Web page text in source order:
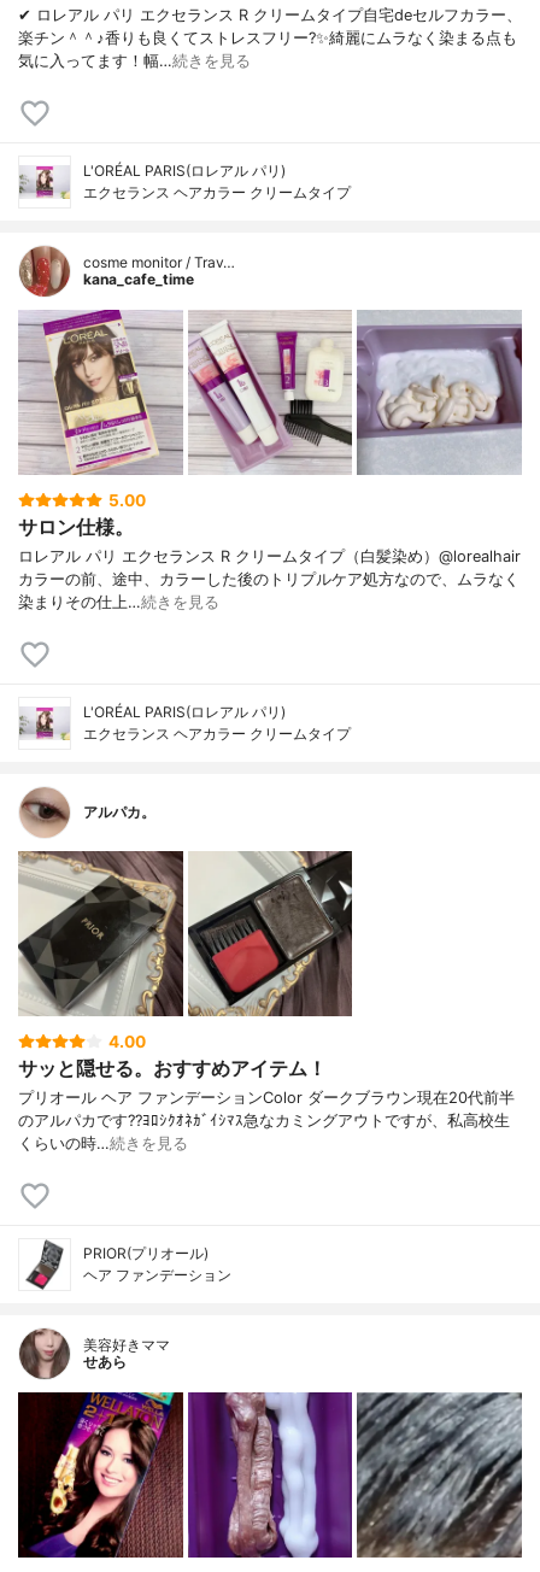
✔︎ ロレアル パリ エクセランス R クリームタイプ自宅deセルフカラー、
楽チン＾＾♪香りも良くてストレスフリー?✨綺麗にムラなく染まる点も
気に入ってます！幅…続きを見る
L'ORÉAL PARIS(ロレアル パリ)
エクセランス ヘアカラー クリームタイプ
cosme monitor / Trav…
kana_cafe_time
5.00
サロン仕様。
ロレアル パリ エクセランス R クリームタイプ（白髪染め）@lorealhair
カラーの前、途中、カラーした後のトリプルケア処方なので、ムラなく
染まりその仕上…続きを見る
L'ORÉAL PARIS(ロレアル パリ)
エクセランス ヘアカラー クリームタイプ
アルパカ。
4.00
サッと隠せる。おすすめアイテム！
プリオール ヘア ファンデーションColor ダークブラウン現在20代前半
のアルパカです??ﾖﾛｼｸｵﾈｶﾞｲｼﾏｽ急なカミングアウトですが、私高校生
くらいの時…続きを見る
PRIOR(プリオール)
ヘア ファンデーション
美容好きママ
せあら